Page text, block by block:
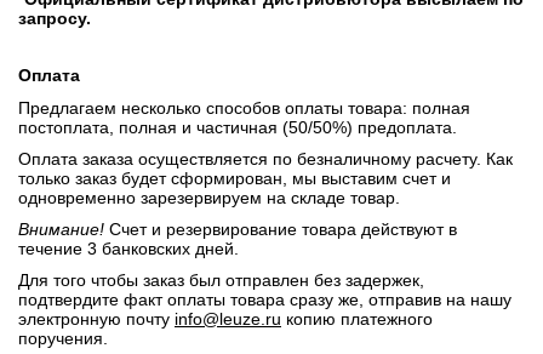
запросу.
Оплата
Предлагаем несколько способов оплаты товара: полная
постоплата, полная и частичная (50/50%) предоплата.
Оплата заказа осуществляется по безналичному расчету. Как
только заказ будет сформирован, мы выставим счет и
одновременно зарезервируем на складе товар.
Внимание! Счет и резервирование товара действуют в
течение 3 банковских дней.
Для того чтобы заказ был отправлен без задержек,
подтвердите факт оплаты товара сразу же, отправив на нашу
электронную почту info@leuze.ru копию платежного
поручения.